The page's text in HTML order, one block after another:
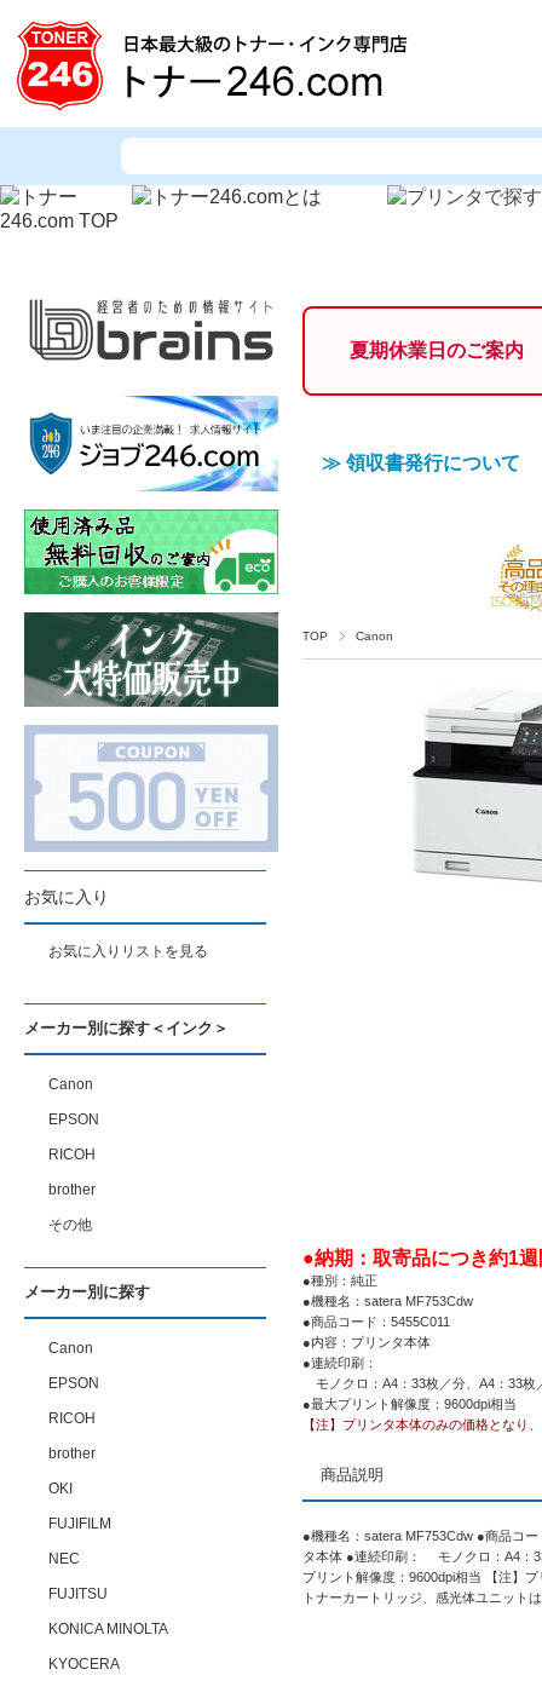
夏期休業日のご案内
≫ 領収書発行について
TOP Canon
●納期：取寄品につき約1週
●種別：純正
●機種名：satera MF753Cdw
●商品コード：5455C011
●内容：プリンタ本体
●連続印刷：
モノクロ：A4：33枚／分、A4：33枚
●最大プリント解像度：9600dpi相当
【注】プリンタ本体のみの価格となり
商品説明
●機種名：satera MF753Cdw ●商品コ
タ本体 ●連続印刷： モノクロ：A4：
プリント解像度：9600dpi相当 【注】
トナーカートリッジ、感光体ユニット
お気に入り
お気に入りリストを見る
メーカー別に探す＜インク＞
Canon
EPSON
RICOH
brother
その他
メーカー別に探す
Canon
EPSON
RICOH
brother
OKI
FUJIFILM
NEC
FUJITSU
KONICA MINOLTA
KYOCERA